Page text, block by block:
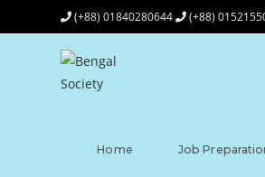
(+88) 01840280644 (+88)
Home Job